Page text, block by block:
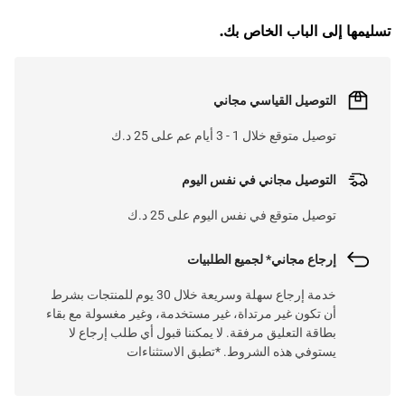
تسليمها إلى الباب الخاص بك.
التوصيل القياسي مجاني
توصيل متوقع خلال 1 - 3 أيام عم على 25 د.ك
التوصيل مجاني في نفس اليوم
توصيل متوقع في نفس اليوم على 25 د.ك
إرجاع مجاني* لجميع الطلبيات
خدمة إرجاع سهلة وسريعة خلال 30 يوم للمنتجات بشرط
أن تكون غير مرتداة، غير مستخدمة، وغير مغسولة مع بقاء
بطاقة التعليق مرفقة. لا يمكننا قبول أي طلب إرجاع لا
يستوفي هذه الشروط. *تطبق الاستثناءات